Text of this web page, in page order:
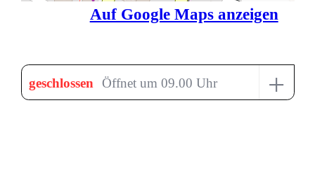
Auf Google Maps anzeigen
geschlossen Öffnet um 09.00 Uhr +